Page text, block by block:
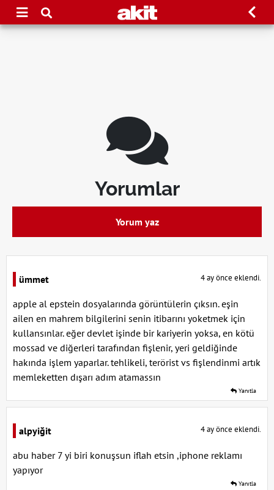
Yorumlar
Yorum yaz
ümmet 4 ay önce eklendi.
apple al epstein dosyalarında görüntülerin çıksın. eşin
ailen en mahrem bilgilerini senin itibarını yoketmek için
kullansınlar. eğer devlet işinde bir kariyerin yoksa, en kötü
mossad ve diğerleri tarafından fişlenir, yeri geldiğinde
hakında işlem yaparlar. tehlikeli, terörist vs fişlendinmi artık
memleketten dışarı adım atamassın
Yanıtla
alpyiğit 4 ay önce eklendi.
abu haber 7 yi biri konuşsun iflah etsin ,iphone reklamı
yapıyor
Yanıtla